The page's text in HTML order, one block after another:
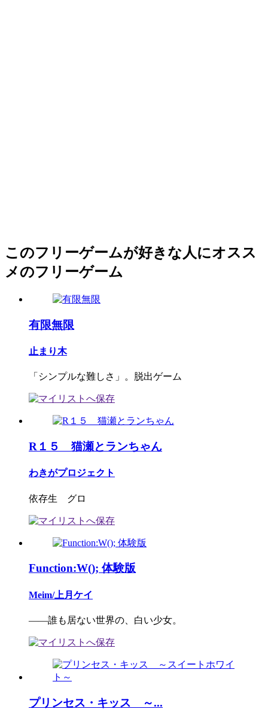
このフリーゲームが好きな人にオスス
メのフリーゲーム
有限無限
止まり木
「シンプルな難しさ」。脱出ゲーム
R１５ 猫瀬とランちゃん
わきがプロジェクト
依存生 グロ
Function:W(); 体験版
Meim/上月ケイ
――誰も居ない世界の、白い少女。
プリンセス・キッス ～...